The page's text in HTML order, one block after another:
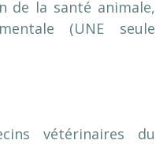
de la santé animale,
(UNE seule
vétérinaires du